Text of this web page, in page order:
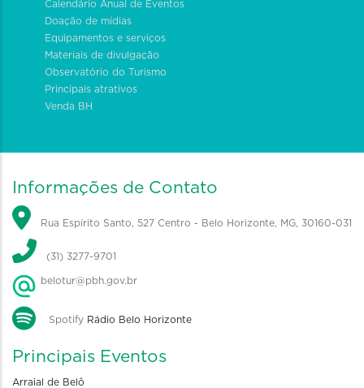
Calendário Anual de Eventos
Doação de mídias
Equipamentos e serviços
Materiais de divulgação
Observatório do Turismo
Principais atrativos
Venda BH
Informações de Contato
Rua Espírito Santo, 527 Centro - Belo Horizonte, MG, 30160-031
(31) 3277-9701
belotur@pbh.gov.br
Spotify Rádio Belo Horizonte
Principais Eventos
Arraial de Belô